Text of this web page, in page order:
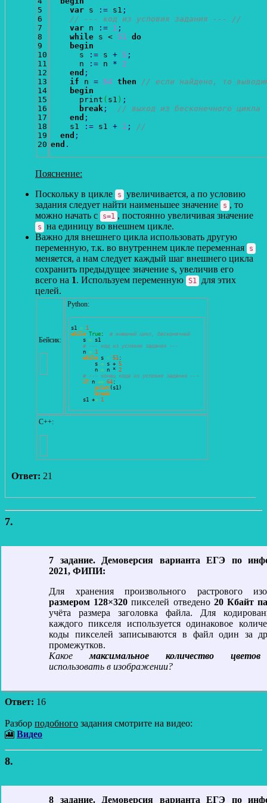
5
6
7
8
9
10
11
12
13
14
15
16
17
18
19
var s : = s1 ;
// --- код из условия задания --- //
var n : = 1 ;
while s < 51 do
begin
      s
: = s + 5 ;
      n
: = n *
2
end ;
if n = 64 then
// если найдено, то
begin
      print
( s1 ) ;
break ;
// выход из бесконечного цикла
end ;
    s1
: = s1 + 1 ;
//
end ;
end .
Пояснение:
Поскольку в цикле
s
увеличивается, а по условию
задания следует найти наименьшее значение
s , то
можно начать с
s=1 , постоянно увеличивая значение
s
на единицу во внешнем цикле.
Важно для внешнего цикла использовать другую
переменную, т.к. во внутреннем цикле переменная
s
меняется, а нам следует каждый шаг внешнего цикла
сохранить предыдущее значение s, увеличив его
всего на 1. Используем переменную S1
для этих
целей.
Бейсик:
Python:
s1 = 1
while True : # внешний цикл, бесконечный
    s
= s1
# --- код из условия задания ---
    n
= 1
while s < 51 :
        s
= s + 5
        n
= n * 2
# --- конец кода из условия задания ---
if n == 64 :
print ( s1)
break
    s1 +
= 1
С++:
Ответ: 21
7.
7 задание. Демоверсия варианта ЕГЭ по
2021, ФИПИ:
Для хранения произвольного растрового
размером 128×320 пикселей отведено 20 Кбайт
учёта размера заголовка файла. Для
каждого пикселя используется одинаковое
коды пикселей записываются в файл один за
промежутков.
Какоемаксимальное количество цветов
использовать в изображении?
Ответ: 16
Разбор подобного задания смотрите на видео:
🎦 Видео
8.
8 задание. Демоверсия варианта ЕГЭ по